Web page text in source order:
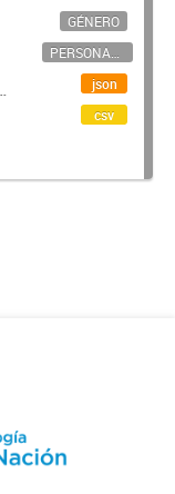
GÉNERO
PERSONAL CIENTÍFICO-TECNOLÓGICO
json
csv